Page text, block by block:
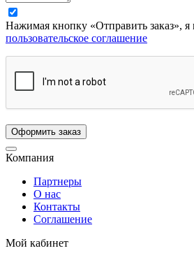
Нажимая кнопку «Отправить заказ»,
пользовательское соглашение
Компания
Партнеры
О нас
Контакты
Соглашение
Мой кабинет